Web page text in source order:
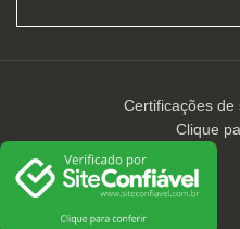
Certificações de
Clique